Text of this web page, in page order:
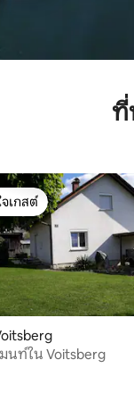
ที่
11 รีวิว
กสต์ที่สุด
จเกสต์
นท์ใน Voitsberg